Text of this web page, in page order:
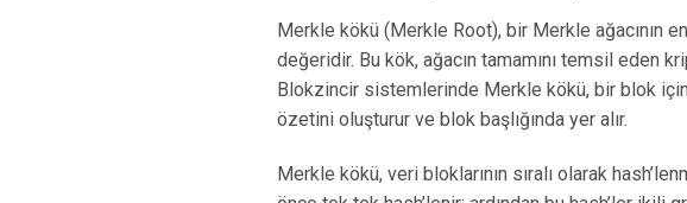
Merkle kökü (Merkle Root), bir Merkle ağacının
değeridir. Bu kök, ağacın tamamını temsil eden
Blokzincir sistemlerinde Merkle kökü, bir blok
özetini oluşturur ve blok başlığında yer alır.
Merkle kökü, veri bloklarının sıralı olarak